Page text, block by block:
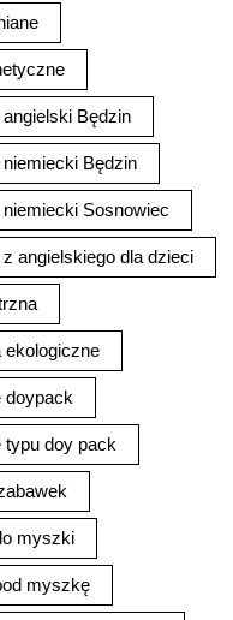
Będzin
Będzin
Sosnowiec
angielskiego dla dzieci
ekologiczne
doypack
typu doy pack
myszki
myszkę